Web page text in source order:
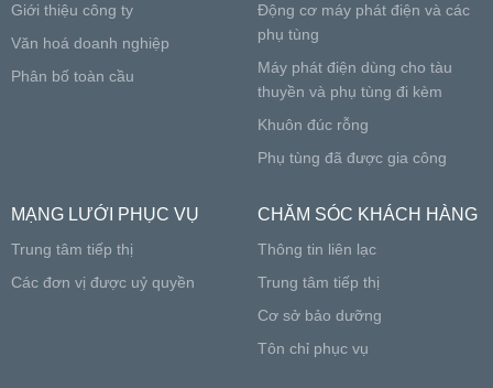
Giới thiệu công ty
Văn hoá doanh nghiệp
Phân bố toàn cầu
Động cơ máy phát điện và các
phụ tùng
Máy phát điện dùng cho tàu
thuyền và phụ tùng đi kèm
Khuôn đúc rỗng
Phụ tùng đã được gia công
MẠNG LƯỚI PHỤC VỤ
Trung tâm tiếp thị
Các đơn vị được uỷ quyền
CHĂM SÓC KHÁCH HÀNG
Thông tin liên lạc
Trung tâm tiếp thị
Cơ sở bảo dưỡng
Tôn chỉ phục vụ